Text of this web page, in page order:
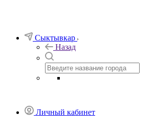
Сыктывкар
Назад
Личный кабинет